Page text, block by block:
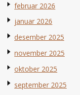
februar 2026
januar 2026
desember 2025
november 2025
oktober 2025
september 2025